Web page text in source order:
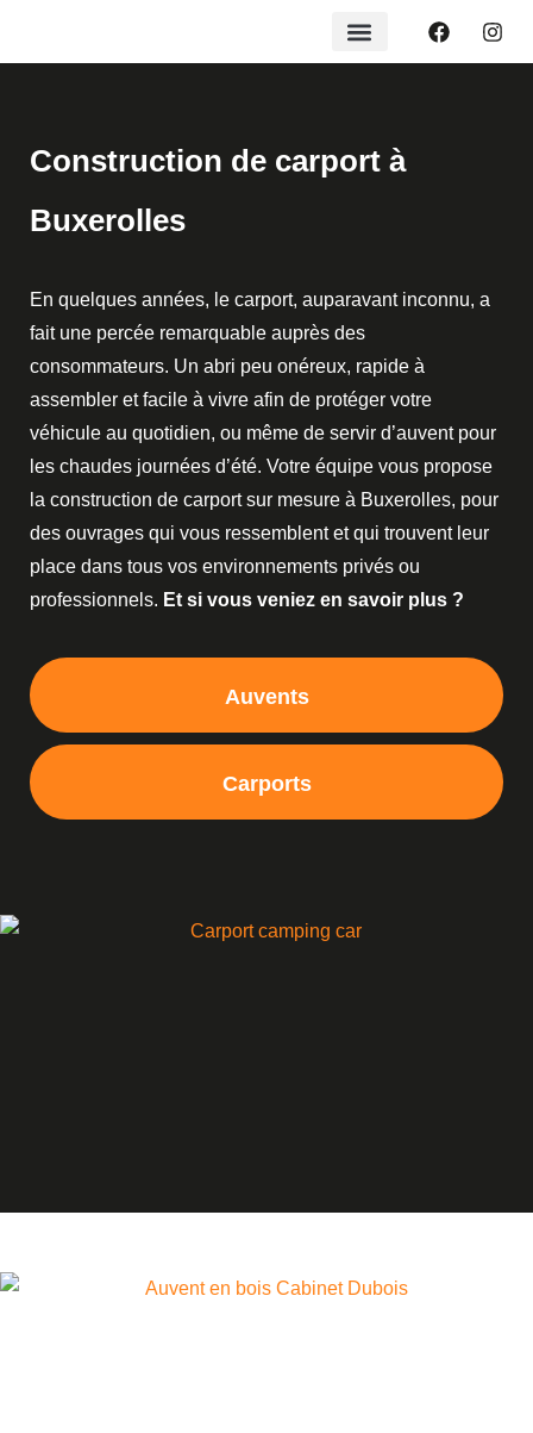
Construction de carport à
Buxerolles
En quelques années, le carport, auparavant inconnu, a
fait une percée remarquable auprès des
consommateurs. Un abri peu onéreux, rapide à
assembler et facile à vivre afin de protéger votre
véhicule au quotidien, ou même de servir d’auvent pour
les chaudes journées d’été. Votre équipe vous propose
la construction de carport sur mesure à Buxerolles, pour
des ouvrages qui vous ressemblent et qui trouvent leur
place dans tous vos environnements privés ou
professionnels. Et si vous veniez en savoir plus ?
Auvents
Carports